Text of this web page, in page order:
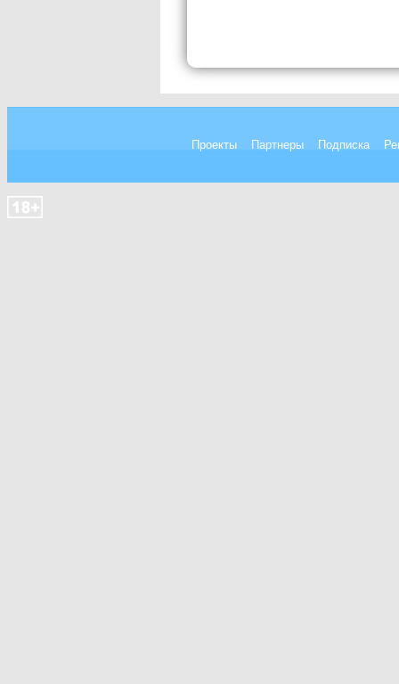
Проекты Партнеры Подписка